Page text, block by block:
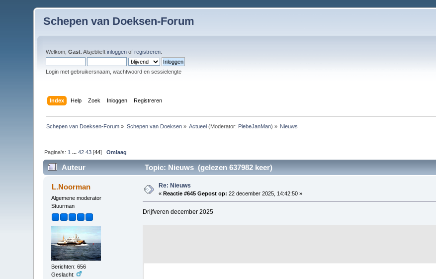
Schepen van Doeksen-Forum
Welkom,Gast . Alsjeblieftinloggen ofregistreren
Login met gebruikersnaam, wachtwoord en sessielengte
Index Help Zoek Inloggen Registreren
Schepen van Doeksen-Forum » Schepen van Doeksen» Actueel (Moderator: PiebeJanMan) » Nieuws
Pagina's: 1 ...42 43 [44]Omlaag
Auteur Topic: Nieuws (gelezen 637982 keer)
L.Noorman
Algemene moderator
Stuurman
Berichten: 656
Geslacht:
Re: Nieuws
« Reactie #645 Gepost op: 22 december 2025, 14:42:50 »
Drijfveren december 2025